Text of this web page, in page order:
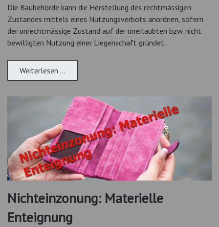
Die Baubehörde kann die Herstellung des rechtmässigen
Zustandes mittels eines Nutzungsverbots anordnen, sofern
der unrechtmässige Zustand auf der unerlaubten bzw. nicht
bewilligten Nutzung einer Liegenschaft gründet.
Weiterlesen …
Nichteinzonung: Materielle
Enteignung